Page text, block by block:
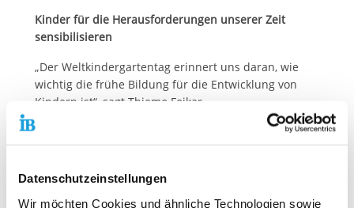
Datenschutzeinstellungen
Wir möchten Cookies und ähnliche Technologien sowie
Kinder für die Herausforderungen unserer Zeit
sensibilisieren
„Der Weltkindergartentag erinnert uns daran, wie
wichtig die frühe Bildung für die Entwicklung von
Kindern ist“, sagt Thiemo Fojkar,
Vorstandsvorsitzender des IB. „Dabei liegt uns die
‚Bildung für nachhaltige Entwicklung‘ besonders am
Herausforderungen unserer Zeit sensibilisieren und
ihnen die nötigen Kompetenzen vermitteln, um